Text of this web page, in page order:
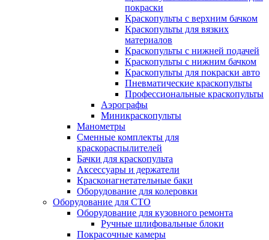
покраски
Краскопульты с верхним бачком
Краскопульты для вязких
материалов
Краскопульты с нижней подачей
Краскопульты с нижним бачком
Краскопульты для покраски авто
Пневматические краскопульты
Профессиональные краскопульты
Аэрографы
Миникраскопульты
Манометры
Сменные комплекты для
краскораспылителей
Бачки для краскопульта
Аксессуары и держатели
Красконагнетательные баки
Оборудование для колеровки
Оборудование для СТО
Оборудование для кузовного ремонта
Ручные шлифовальные блоки
Покрасочные камеры